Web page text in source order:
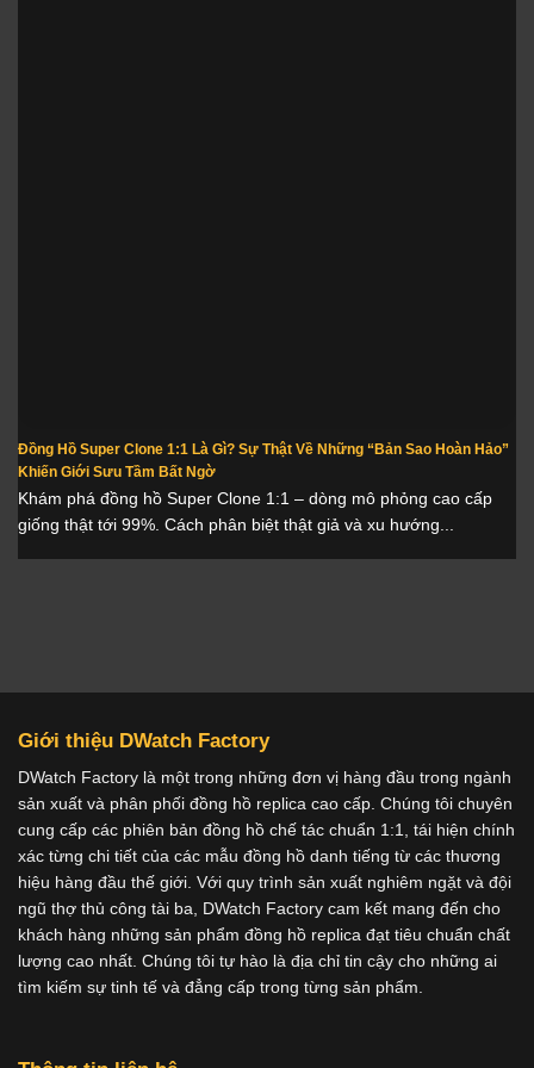
Đồng Hồ Super Clone 1:1 Là Gì? Sự Thật Về Những “Bản Sao Hoàn Hảo”
Khiến Giới Sưu Tầm Bất Ngờ
Khám phá đồng hồ Super Clone 1:1 – dòng mô phỏng cao cấp
giống thật tới 99%. Cách phân biệt thật giả và xu hướng...
Giới thiệu DWatch Factory
DWatch Factory là một trong những đơn vị hàng đầu trong ngành
sản xuất và phân phối đồng hồ replica cao cấp. Chúng tôi chuyên
cung cấp các phiên bản đồng hồ chế tác chuẩn 1:1, tái hiện chính
xác từng chi tiết của các mẫu đồng hồ danh tiếng từ các thương
hiệu hàng đầu thế giới. Với quy trình sản xuất nghiêm ngặt và đội
ngũ thợ thủ công tài ba, DWatch Factory cam kết mang đến cho
khách hàng những sản phẩm đồng hồ replica đạt tiêu chuẩn chất
lượng cao nhất. Chúng tôi tự hào là địa chỉ tin cậy cho những ai
tìm kiếm sự tinh tế và đẳng cấp trong từng sản phẩm.